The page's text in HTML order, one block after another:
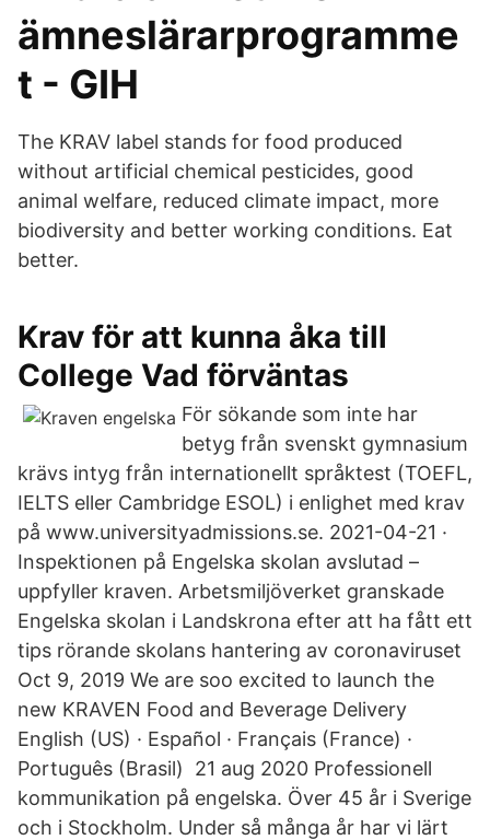
ämneslärarprogramme
t - GIH
The KRAV label stands for food produced
without artificial chemical pesticides, good
animal welfare, reduced climate impact, more
biodiversity and better working conditions. Eat
better.
Krav för att kunna åka till
College Vad förväntas
För sökande som inte har
betyg från svenskt gymnasium
krävs intyg från internationellt språktest (TOEFL,
IELTS eller Cambridge ESOL) i enlighet med krav
på www.universityadmissions.se. 2021-04-21 ·
Inspektionen på Engelska skolan avslutad –
uppfyller kraven. Arbetsmiljöverket granskade
Engelska skolan i Landskrona efter att ha fått ett
tips rörande skolans hantering av coronaviruset
Oct 9, 2019 We are soo excited to launch the
new KRAVEN Food and Beverage Delivery
English (US) · Español · Français (France) ·
Português (Brasil) 21 aug 2020 Professionell
kommunikation på engelska. Över 45 år i Sverige
och i Stockholm. Under så många år har vi lärt